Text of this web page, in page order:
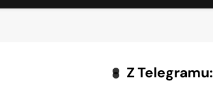
Z Telegramu: